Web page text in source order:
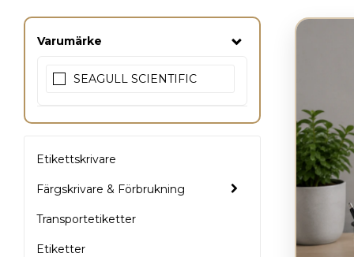
Varumärke
SEAGULL SCIENTIFIC
Etikettskrivare
Färgskrivare & Förbrukning
Transportetiketter
Etiketter